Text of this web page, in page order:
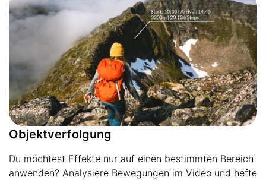
Objektverfolgung
Du möchtest Effekte nur auf einen bestimmten Bereich
anwenden? Analysiere Bewegungen im Video und hefte